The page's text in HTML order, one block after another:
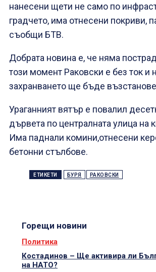
нанесени щети не само по
градчето, има отнесени покриви,
съобщи БТВ.
Добрата новина е, че няма
този момент Раковски е без ток и
захранването ще бъде
Ураганният вятър е повалил
дървета по централната улица на
Има паднали комини,отнесени
бетонни стълбове.
ЕТИКЕТИ БУРЯ РАКОВСКИ
Горещи новини
Политика
Костадинов – Ще активира ли
на НАТО?